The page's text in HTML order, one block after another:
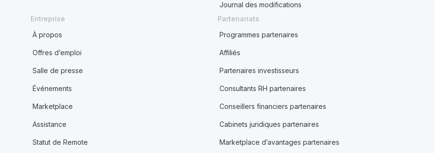
Journal des modifications
Entreprise
À propos
Offres d’emploi
Salle de presse
Événements
Marketplace
Assistance
Statut de Remote
Partenariats
Programmes partenaires
Affiliés
Partenaires investisseurs
Consultants RH partenaires
Conseillers financiers partenaires
Cabinets juridiques partenaires
Marketplace d’avantages partenaires